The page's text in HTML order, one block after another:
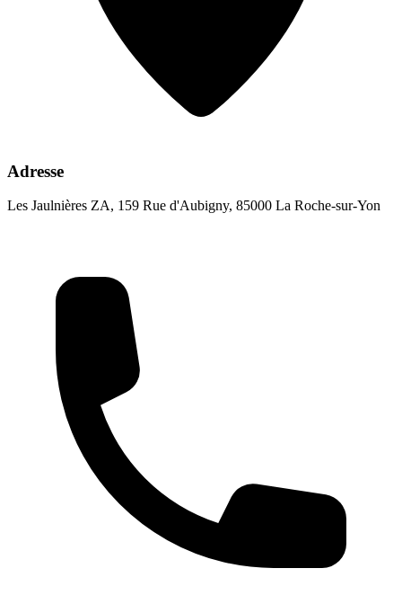
Adresse
Les Jaulnières ZA, 159 Rue d'Aubigny, 85000 La Roche-sur-Yon